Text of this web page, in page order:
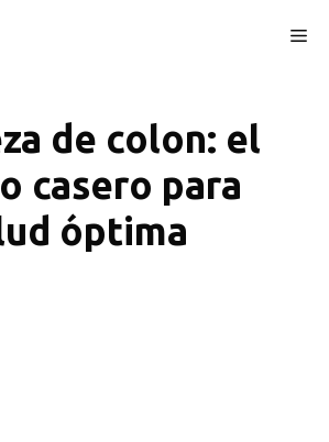
de colon: el
casero para
óptima